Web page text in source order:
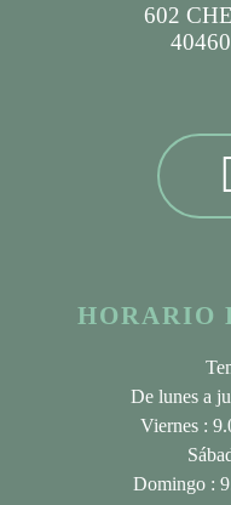
602
HORARIO
De lunes a
Viernes :
Domingo :